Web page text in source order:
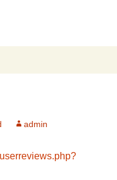
admin